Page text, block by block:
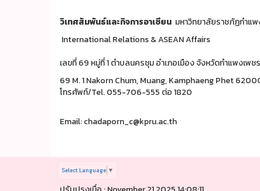
วิเทศสัมพันธ์และกิจการอาเซียน มหาวิทยาลัยราชภัฏกำแพ
International Relations & ASEAN Affairs
เลขที่ 69 หมู่ที่ 1 ตำบลนครชุม อำเภอเมือง จังหวัดกำแพงเพ
69 M. 1 Nakorn Chum, Muang, Kamphaeng Phet
โทรศัพท์/Tel. 055-706-555 ต่อ 1820
Email: chadaporn_c@kpru.ac.th
Select Language ▼